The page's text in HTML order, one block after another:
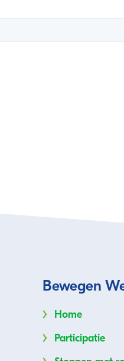
Bewegen
Home
Participatie